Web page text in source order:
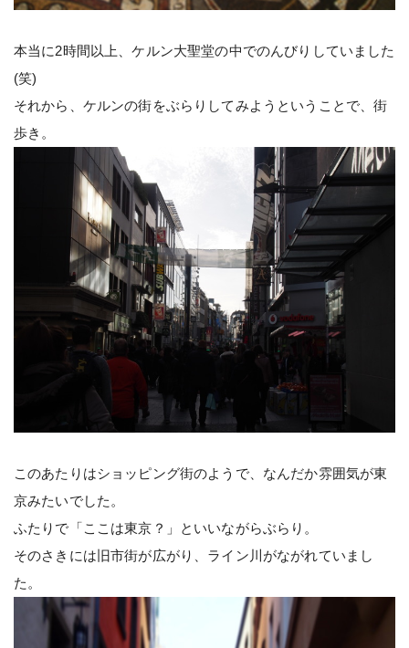
本当に2時間以上、ケルン大聖堂の中でのんびりしていました
(笑)
それから、ケルンの街をぶらりしてみようということで、街
歩き。
このあたりはショッピング街のようで、なんだか雰囲気が東
京みたいでした。
ふたりで「ここは東京？」といいながらぶらり。
そのさきには旧市街が広がり、ライン川がながれていまし
た。